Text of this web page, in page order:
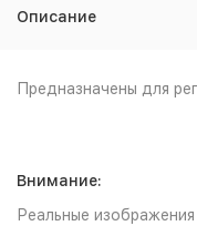
Описание
Предназначены для
Внимание:
Реальные